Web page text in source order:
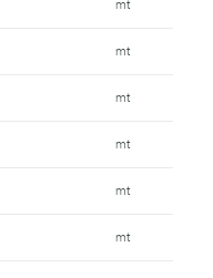
mt
mt
mt
mt
mt
mt